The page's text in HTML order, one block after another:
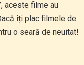
aceste filme au
îți plac filmele de
o seară de neuitat!